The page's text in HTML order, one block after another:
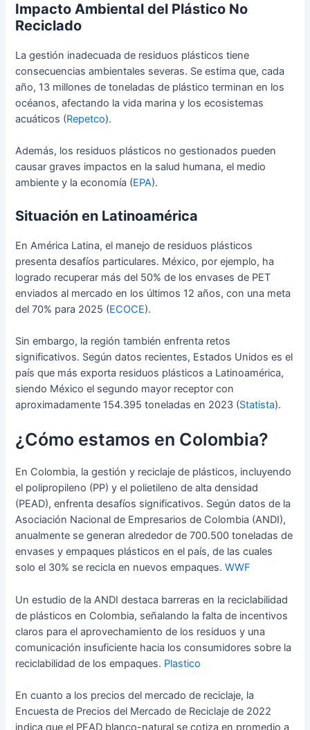
Impacto Ambiental del Plástico No
Reciclado
La gestión inadecuada de residuos plásticos tiene
consecuencias ambientales severas. Se estima que, cada
año, 13 millones de toneladas de plástico terminan en los
océanos, afectando la vida marina y los ecosistemas
acuáticos (Repetco).
Además, los residuos plásticos no gestionados pueden
causar graves impactos en la salud humana, el medio
ambiente y la economía (EPA).
Situación en Latinoamérica
En América Latina, el manejo de residuos plásticos
presenta desafíos particulares. México, por ejemplo, ha
logrado recuperar más del 50% de los envases de PET
enviados al mercado en los últimos 12 años, con una meta
del 70% para 2025 (ECOCE).
Sin embargo, la región también enfrenta retos
significativos. Según datos recientes, Estados Unidos es el
país que más exporta residuos plásticos a Latinoamérica,
siendo México el segundo mayor receptor con
aproximadamente 154.395 toneladas en 2023 (Statista).
¿Cómo estamos en Colombia?
En Colombia, la gestión y reciclaje de plásticos, incluyendo
el polipropileno (PP) y el polietileno de alta densidad
(PEAD), enfrenta desafíos significativos. Según datos de la
Asociación Nacional de Empresarios de Colombia (ANDI),
anualmente se generan alrededor de 700.500 toneladas de
envases y empaques plásticos en el país, de las cuales
solo el 30% se recicla en nuevos empaques.WWF
Un estudio de la ANDI destaca barreras en la reciclabilidad
de plásticos en Colombia, señalando la falta de incentivos
claros para el aprovechamiento de los residuos y una
comunicación insuficiente hacia los consumidores sobre la
reciclabilidad de los empaques. Plastico
En cuanto a los precios del mercado de reciclaje, la
Encuesta de Precios del Mercado de Reciclaje de 2022
indica que el PEAD blanco-natural se cotiza en promedio a